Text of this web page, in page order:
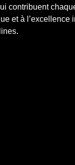
contribuent
et à l’excellence